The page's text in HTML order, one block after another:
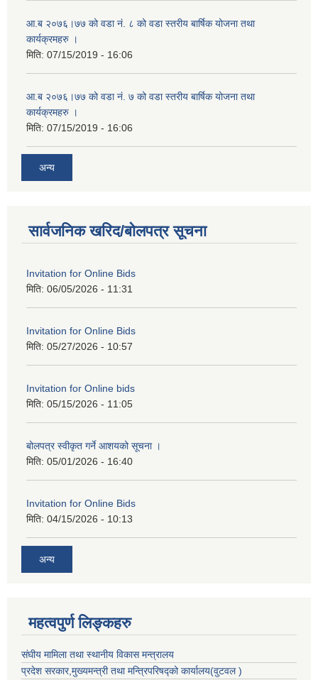
आ.ब २०७६।७७ को वडा नं. ८ को वडा स्तरीय बार्षिक योजना तथा
कार्यक्रमहरु ।
मिति: 07/15/2019 - 16:06
आ.ब २०७६।७७ को वडा नं. ७ को वडा स्तरीय बार्षिक योजना तथा
कार्यक्रमहरु ।
मिति: 07/15/2019 - 16:06
अन्य
सार्वजनिक खरिद/बोलपत्र सूचना
Invitation for Online Bids
मिति: 06/05/2026 - 11:31
Invitation for Online Bids
मिति: 05/27/2026 - 10:57
Invitation for Online bids
मिति: 05/15/2026 - 11:05
बोलपत्र स्वीकृत गर्ने आशयको सूचना ।
मिति: 05/01/2026 - 16:40
Invitation for Online Bids
मिति: 04/15/2026 - 10:13
अन्य
महत्वपुर्ण लिङ्कहरु
संघीय मामिला तथा स्थानीय विकास मन्त्रालय
प्रदेश सरकार,मुख्यमन्त्री तथा मन्त्रिपरिषद्को कार्यालय(वुटवल )